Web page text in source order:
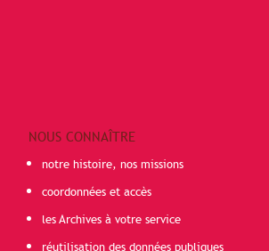
NOUS CONNAÎTRE
notre histoire, nos missions
coordonnées et accès
les Archives à votre service
réutilisation des données publiques